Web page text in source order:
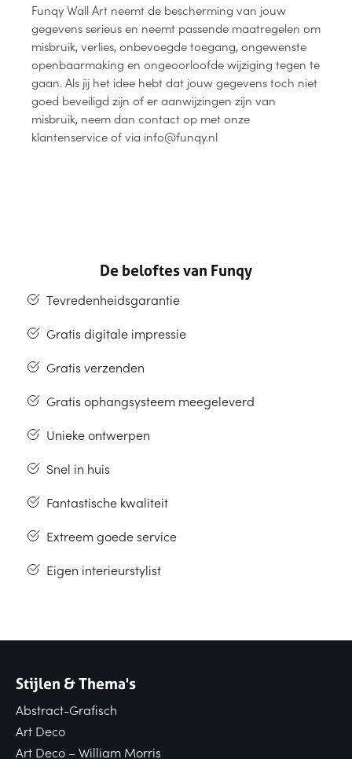
Funqy Wall Art neemt de bescherming van jouw
gegevens serieus en neemt passende maatregelen om
misbruik, verlies, onbevoegde toegang, ongewenste
openbaarmaking en ongeoorloofde wijziging tegen te
gaan. Als jij het idee hebt dat jouw gegevens toch niet
goed beveiligd zijn of er aanwijzingen zijn van
misbruik, neem dan contact op met onze
klantenservice of via info@funqy.nl
De beloftes van Funqy
Tevredenheidsgarantie
Gratis digitale impressie
Gratis verzenden
Gratis ophangsysteem meegeleverd
Unieke ontwerpen
Snel in huis
Fantastische kwaliteit
Extreem goede service
Eigen interieurstylist
Stijlen & Thema's
Abstract-Grafisch
Art Deco
Art Deco – William Morris